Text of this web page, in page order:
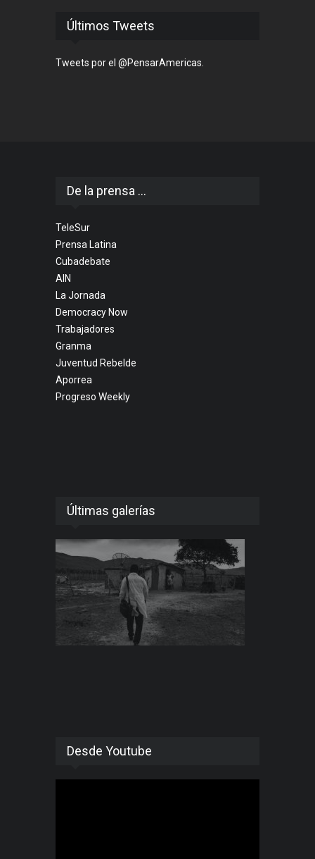
Últimos Tweets
Tweets por el @PensarAmericas.
De la prensa ...
TeleSur
Prensa Latina
Cubadebate
AIN
La Jornada
Democracy Now
Trabajadores
Granma
Juventud Rebelde
Aporrea
Progreso Weekly
Últimas galerías
Desde Youtube